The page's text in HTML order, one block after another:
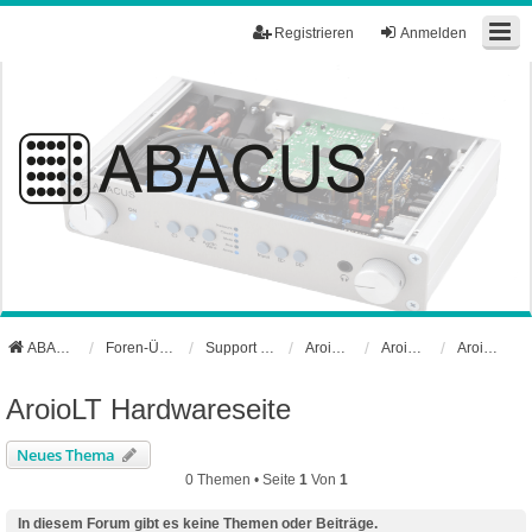
Anmelden
Registrieren
ABACUS Webseite
AroioLT Hardwareseite
Neues Thema
0 Themen • Seite 1 Von 1
In diesem Forum gibt es keine Themen oder Beiträge.